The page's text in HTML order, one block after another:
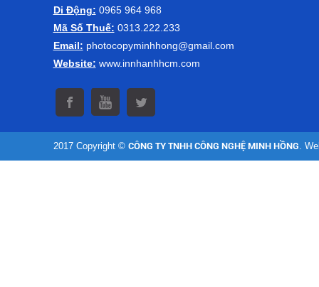
Di Động: 0965 964 968
Mã Số Thuế: 0313.222.233
Email: photocopyminhhong@gmail.com
Website: www.innhanhhcm.com
2017 Copyright © CÔNG TY TNHH CÔNG NGHỆ MINH HỒNG .